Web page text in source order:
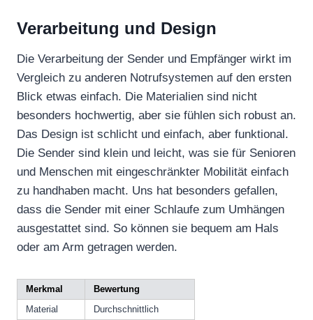
Verarbeitung und Design
Die Verarbeitung der Sender und Empfänger wirkt im
Vergleich zu anderen Notrufsystemen auf den ersten
Blick etwas einfach. Die Materialien sind nicht
besonders hochwertig, aber sie fühlen sich robust an.
Das Design ist schlicht und einfach, aber funktional.
Die Sender sind klein und leicht, was sie für Senioren
und Menschen mit eingeschränkter Mobilität einfach
zu handhaben macht. Uns hat besonders gefallen,
dass die Sender mit einer Schlaufe zum Umhängen
ausgestattet sind. So können sie bequem am Hals
oder am Arm getragen werden.
Merkmal
Bewertung
Material
Durchschnittlich